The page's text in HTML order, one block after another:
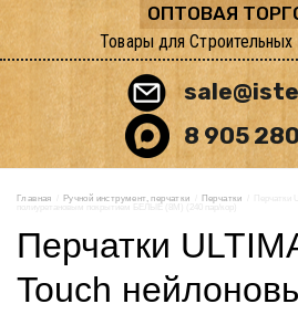
ОПТОВАЯ
Товары для
8 905
Главная Ручной инструмент, перчатки Перчатки
/  Перчатки
полиуретановым покрытием БЕЛЫЕ (8М) (240 пар/кор)
Перчатки
Touch